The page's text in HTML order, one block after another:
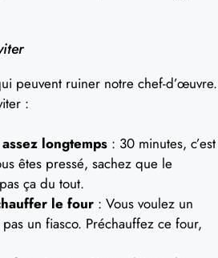
peuvent ruiner notre chef-d’œuvre.
:
longtemps : 30 minutes, c’est
êtes pressé, sachez que le
ça du tout.
le four : Vous voulez un
un fiasco. Préchauffez ce four,